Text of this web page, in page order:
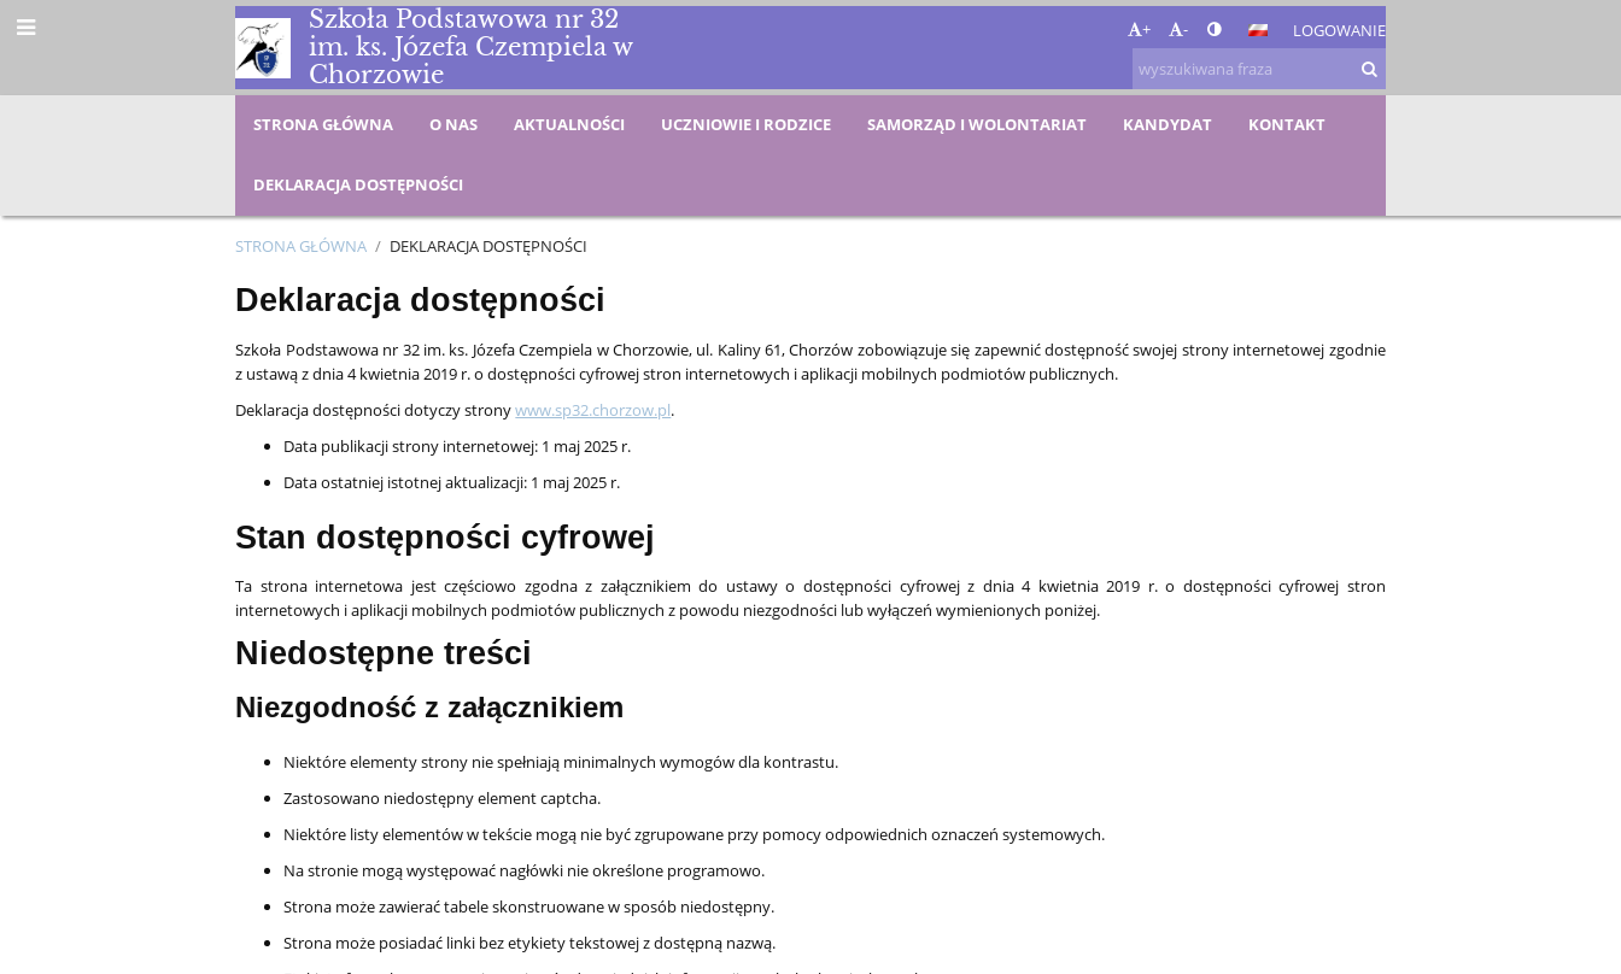
Szkoła Podstawowa nr 32
im. ks. Józefa Czempiela w
Chorzowie
+ - LOGOWANIE
STRONA GŁÓWNA O NAS AKTUALNOŚCI UCZNIOWIE I RODZICE SAMORZĄD I WOLONTARIAT KANDYDAT KONTAKT
DEKLARACJA DOSTĘPNOŚCI
STRONA GŁÓWNA / DEKLARACJA DOSTĘPNOŚCI
Deklaracja
dostępności
Deklaracja dostępności
Szkoła Podstawowa nr 32 im. ks. Józefa Czempiela w Chorzowie, ul. Kaliny 61, Chorzów zobowiązuje się zapewnić dostępność swojej strony internetowej zgodnie
z ustawą z dnia 4 kwietnia 2019 r. o dostępności cyfrowej stron internetowych i aplikacji mobilnych podmiotów publicznych.
Deklaracja dostępności dotyczy stronywww.sp32.chorzow.pl.
Data publikacji strony internetowej: 1 maj 2025 r.
Data ostatniej istotnej aktualizacji: 1 maj 2025 r.
Stan dostępności cyfrowej
Ta strona internetowa jest częściowo zgodna z załącznikiem do ustawy o dostępności cyfrowej z dnia 4 kwietnia 2019 r. o dostępności cyfrowej stron
internetowych i aplikacji mobilnych podmiotów publicznych z powodu niezgodności lub wyłączeń wymienionych poniżej.
Niedostępne treści
Niezgodność z załącznikiem
Niektóre elementy strony nie spełniają minimalnych wymogów dla kontrastu.
Zastosowano niedostępny element captcha.
Niektóre listy elementów w tekście mogą nie być zgrupowane przy pomocy odpowiednich oznaczeń systemowych.
Na stronie mogą występować nagłówki nie określone programowo.
Strona może zawierać tabele skonstruowane w sposób niedostępny.
Strona może posiadać linki bez etykiety tekstowej z dostępną nazwą.